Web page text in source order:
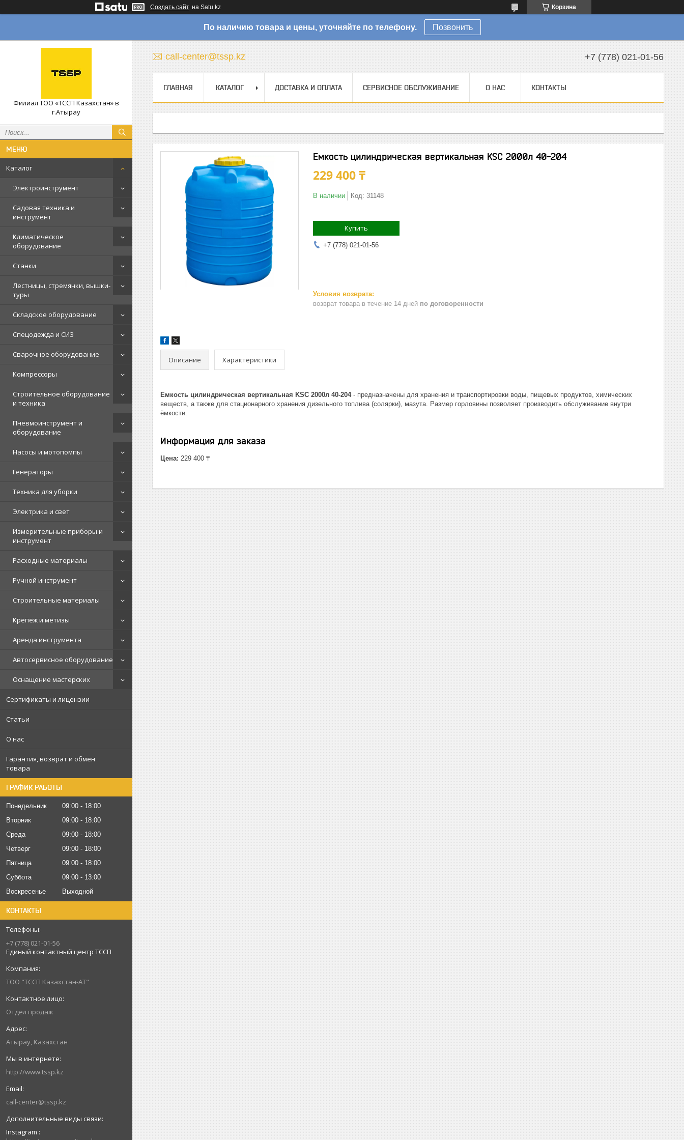
Создать сайт на Satu.kz Корзина
По наличию товара и цены, уточняйте по телефону. Позвонить
Филиал ТОО «ТССП Казахстан» в
г.Атырау
Каталог
Электроинструмент
Садовая техника и
инструмент
Климатическое
оборудование
Станки
Лестницы, стремянки, вышки-
туры
Складское оборудование
Спецодежда и СИЗ
Сварочное оборудование
Компрессоры
Строительное оборудование
и техника
Пневмоинструмент и
оборудование
Насосы и мотопомпы
Генераторы
Техника для уборки
Электрика и свет
Измерительные приборы и
инструмент
Расходные материалы
Ручной инструмент
Строительные материалы
Крепеж и метизы
Аренда инструмента
Автосервисное оборудование
Оснащение мастерских
Сертификаты и лицензии
Статьи
О нас
Гарантия, возврат и обмен
товара
ГРАФИК РАБОТЫ
Понедельник 09:00
18:00
Вторник
09:00
18:00
Среда
09:00
18:00
Четверг
09:00
18:00
Пятница
09:00
18:00
Суббота
09:00
13:00
Воскресенье
Выходной
КОНТАКТЫ
+7 (778) 021-01-56
Единый контактный центр ТССП
ТОО "ТССП Казахстан-АТ"
Отдел продаж
Атырау, Казахстан
http://www.tssp.kz
call-center@tssp.kz
Instagram
call-center@tssp.kz +7 (778) 021-01-56
ГЛАВНАЯ КАТАЛОГ ДОСТАВКА И ОПЛАТА СЕРВИСНОЕ ОБСЛУЖИВАНИЕ О НАС КОНТАКТЫ
Емкость цилиндрическая вертикальная KSC 2000л 40-204
229 400 ₸
В наличии Код: 31148
Купить
+7 (778) 021-01-56
возврат товара в течение 14 дней по договоренности
Описание Характеристики
Емкость цилиндрическая вертикальная KSC 2000л 40-204- предназначены для хранения и транспортировки воды, пищевых продуктов, химических
веществ, а также для стационарного хранения дизельного топлива (солярки), мазута. Размер горловины позволяет производить обслуживание внутри
ёмкости.
Информация для заказа
Цена: 229 400 ₸